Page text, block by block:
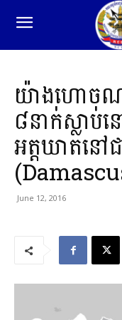
យ៉ាងហោច
៨នាក់ស្លាប់ន
អត្តឃាតនៅ
June 12, 2016